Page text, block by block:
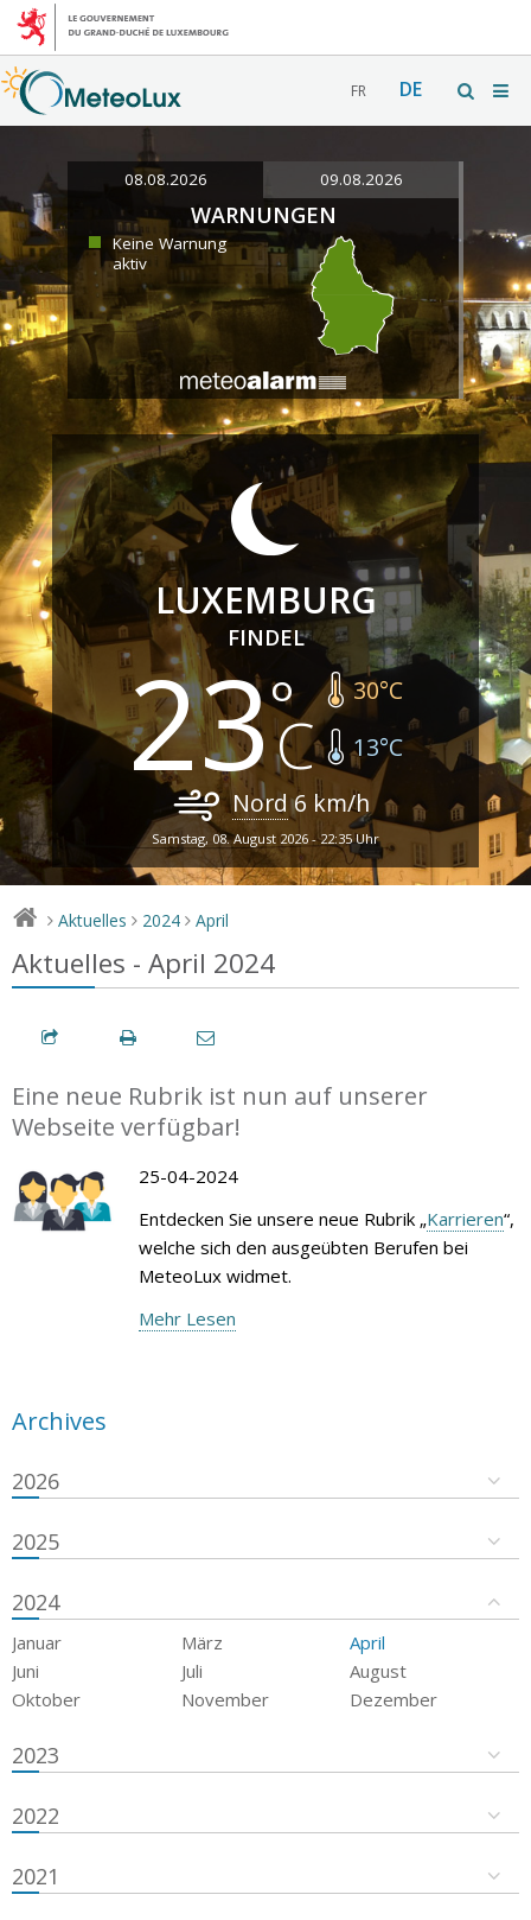
FR DE
08.08.2026 09.08.2026
WARNUNGEN
Keine Warnung
aktiv
LUXEMBURG
FINDEL
23 30°C
13°C
Nord6 km/h
Samstag, 08. August 2026 - 22:35 Uhr
> Aktuelles > 2024 > April
Aktuelles - April 2024
Eine neue Rubrik ist nun auf unserer
Webseite verfügbar!
25-04-2024
Entdecken Sie unsere neue Rubrik „Karrieren“,
welche sich den ausgeübten Berufen bei
MeteoLux widmet.
Mehr Lesen
Archives
2026
2025
2024
Januar März
April
Juni
Juli
August
Oktober
November Dezember
2023
2022
2021